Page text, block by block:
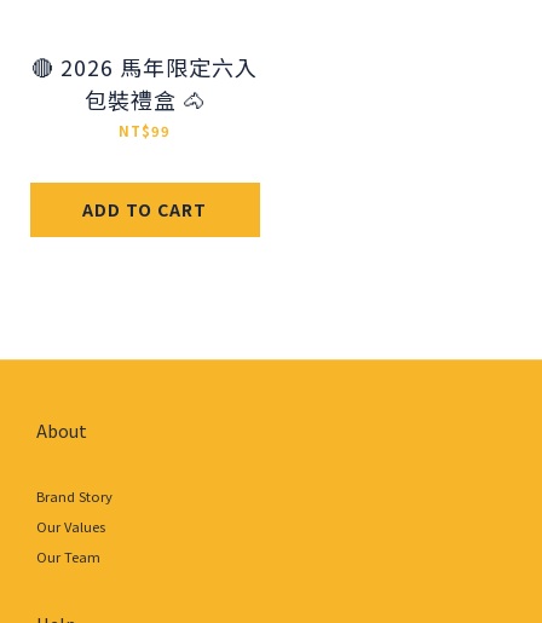
🔴 2026 馬年限定六入
包裝禮盒 🐴
NT$99
ADD TO CART
About
Brand Story
Our Values
Our Team